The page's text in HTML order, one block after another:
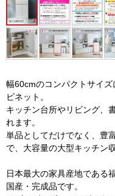
幅60cmのコンパクトサイ
ビネット。
キッチン台所やリビング、
れます。
単品としてだけでなく、豊
で、大容量の大型キッチン
日本最大の家具産地である
国産・完成品です。